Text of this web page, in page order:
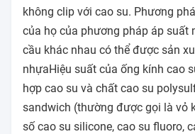
không clip với cao su. Phương
của họ của phương pháp áp suất
cầu khác nhau có thể được sản
nhựaHiệu suất của ống kính cao
hợp cao su và chất cao su
sandwich (thường được gọi là vỏ
số cao su silicone, cao su fluoro,